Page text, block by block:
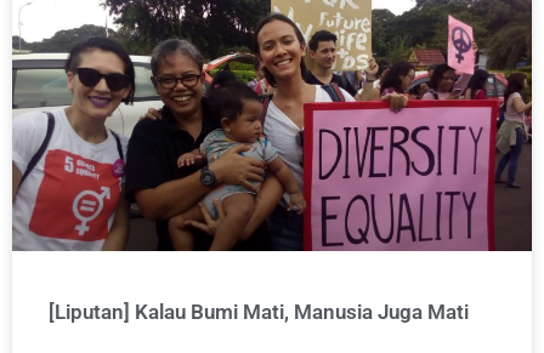
[Liputan] Kalau Bumi Mati, Manusia Juga Mati